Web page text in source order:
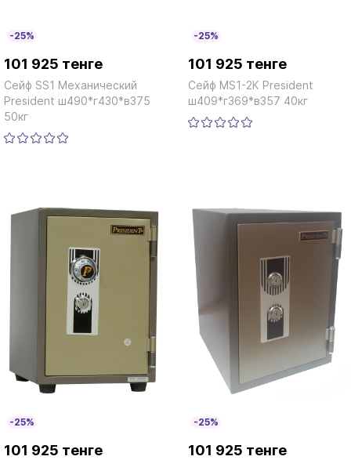
-25%
101 925 тенге
Сейф SS1 Механический
President ш490*г430*в375
50кг
-25%
101 925 тенге
Сейф MS1-2К President
ш409*г369*в357 40кг
-25%
101 925 тенге
-25%
101 925 тенге